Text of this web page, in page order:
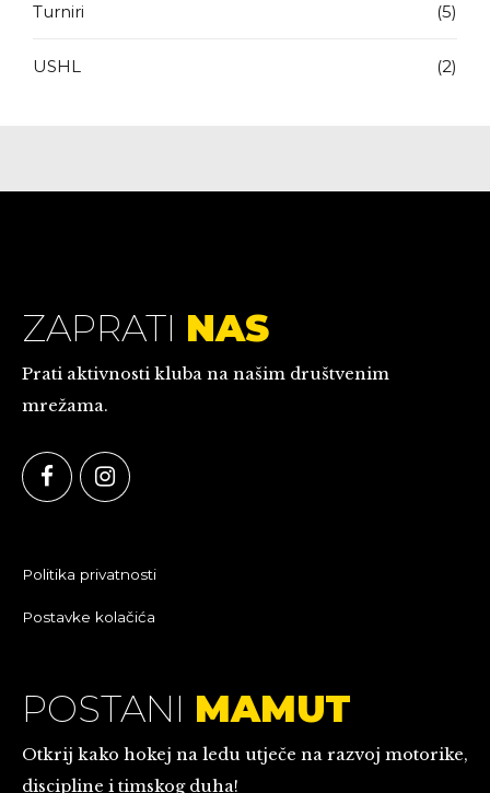
Turniri (5)
USHL (2)
ZAPRATI NAS
Prati aktivnosti kluba na našim društvenim
mrežama.
Politika privatnosti
Postavke kolačića
POSTANI MAMUT
Otkrij kako hokej na ledu utječe na razvoj motorike,
discipline i timskog duha!